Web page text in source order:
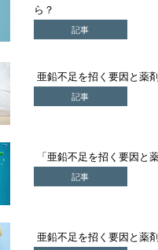
ら？
記事
亜鉛不足を招く要因と薬
記事
「亜鉛不足を招く要因と
記事
亜鉛不足を招く要因と薬